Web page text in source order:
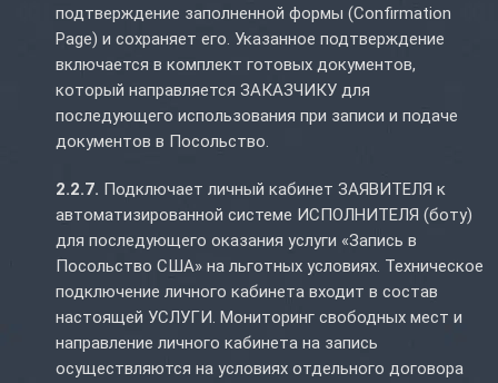
подтверждение заполненной формы (Confirmation
Page) и сохраняет его. Указанное подтверждение
включается в комплект готовых документов,
который направляется ЗАКАЗЧИКУ для
последующего использования при записи и подаче
документов в Посольство.
2.2.7. Подключает личный кабинет ЗАЯВИТЕЛЯ к
автоматизированной системе ИСПОЛНИТЕЛЯ (боту)
для последующего оказания услуги «Запись в
Посольство США» на льготных условиях. Техническое
подключение личного кабинета входит в состав
настоящей УСЛУГИ. Мониторинг свободных мест и
направление личного кабинета на запись
осуществляются на условиях отдельного договора